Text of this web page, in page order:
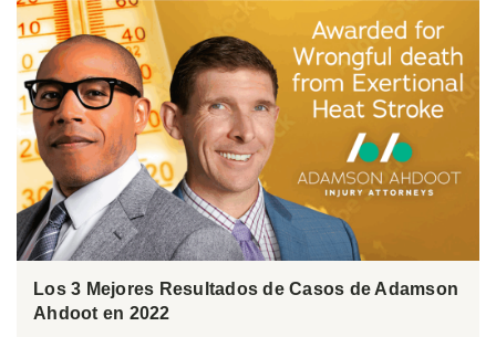
Los 3 Mejores Resultados de Casos de Adamson
Ahdoot en 2022